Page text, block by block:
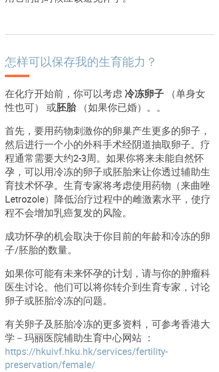
怎样可以保存我的生育能力？
在化疗开始前，你可以考虑冷冻卵子 （单身女
性也可） 或胚胎（如果你已婚）。。
首先，要用药物刺激你的卵巢产生更多的卵子，
然后进行一个小的外科手术经阴道抽取卵子。疗
程通常需要大约2-3周。如果你将来未能自然怀
孕，可以用冷冻的卵子或胚胎来让你透过辅助生
育技术怀孕。生育专家将考虑使用药物（来曲唑
Letrozole）降低治疗过程中的雌激素水平，使疗
程不会增加乳癌复发的风险。
成功怀孕的机会取决于你目前的年龄和冷冻的卵
子/胚胎的数量。
如果你可能有未来怀孕的计划，请与你的肿瘤科
医生讨论。他们可以将你转介到生育专家，讨论
卵子或胚胎冷冻的问题。
有关卵子及胚胎冷冻的更多资料，可参考香港大
学－玛丽医院辅助生育中心网站 ：
https://hkuivf.hku.hk/services/fertility-
preservation/female/